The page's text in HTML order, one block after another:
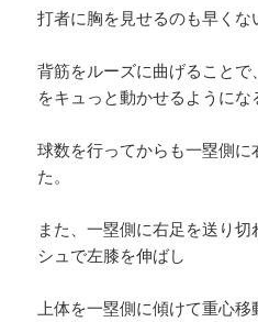
打者に胸を見せるのも早くな
背筋をルーズに曲げること
をキュっと動かせるようにな
球数を行ってからも一塁側
た。
また、一塁側に右足を送り
シュで左膝を伸ばし
上体を一塁側に傾けて重心